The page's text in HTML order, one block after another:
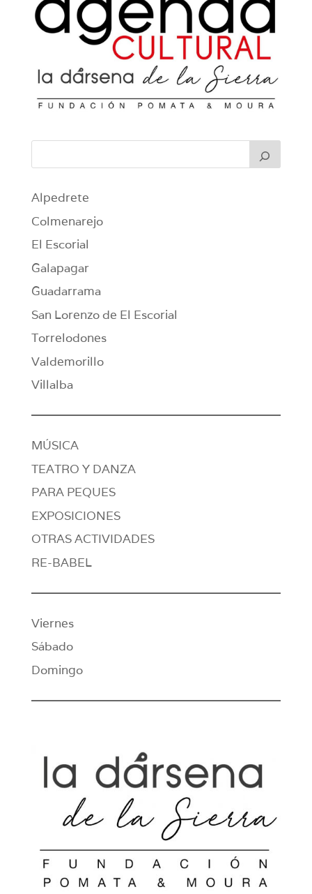
Alpedrete
Colmenarejo
El Escorial
Galapagar
Guadarrama
San Lorenzo de El Escorial
Torrelodones
Valdemorillo
Villalba
MÚSICA
TEATRO Y DANZA
PARA PEQUES
EXPOSICIONES
OTRAS ACTIVIDADES
RE-BABEL
Viernes
Sábado
Domingo